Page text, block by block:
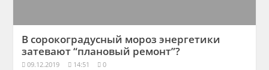
В сорокоградусный мороз энергетики
затевают “плановый ремонт”?
09.12.2019 14:51 0